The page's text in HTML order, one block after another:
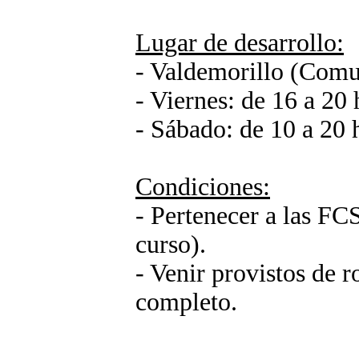
Lugar de desarrollo:
- Valdemorillo
- Viernes: de 16 a 20
- Sábado: de 10 a 20
Condiciones:
- Pertenecer a las
curso).
- Venir provistos de
completo.